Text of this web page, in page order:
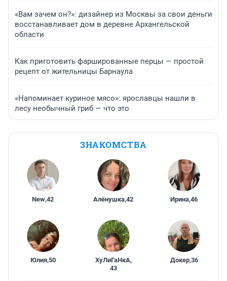
«Вам зачем он?»: дизайнер из Москвы за свои деньги
восстанавливает дом в деревне Архангельской
области
Как приготовить фаршированные перцы — простой
рецепт от жительницы Барнаула
«Напоминает куриное мясо»: ярославцы нашли в
лесу необычный гриб — что это
ЗНАКОМСТВА
New,42 Алёнушка,42 Ирина,46
Юлия,50 ХуЛиГаНкА,
43
Докер,36